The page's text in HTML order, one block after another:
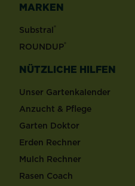
MARKEN
Substral®
ROUNDUP®
NÜTZLICHE HILFEN
Unser Gartenkalender
Anzucht & Pflege
Garten Doktor
Erden Rechner
Mulch Rechner
Rasen Coach